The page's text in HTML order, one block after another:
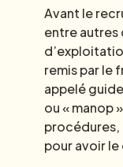
Avant le
entre autres
remis par le
appelé
ou « manop
procédures,
pour avoir